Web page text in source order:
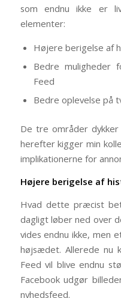
som endnu ikke er
elementer:
Højere berigelse af
Bedre
Feed
Bedre oplevelse på
De tre områder
herefter kigger min
implikationerne for
Højere berigelse af
Hvad dette præcist
dagligt løber ned over
vides endnu ikke, men
højsædet. Allerede nu
Feed vil blive endnu
Facebook udgør
nyhedsfeed.